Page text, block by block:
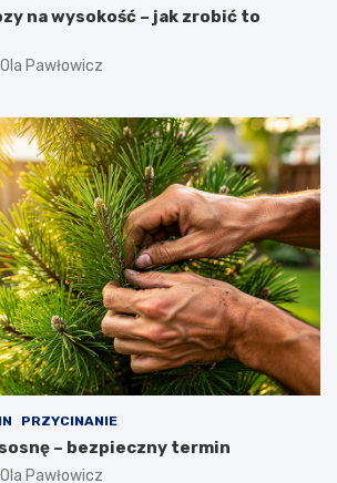
na wysokość – jak zrobić to
Ola Pawłowicz
PRZYCINANIE
– bezpieczny termin
Ola Pawłowicz